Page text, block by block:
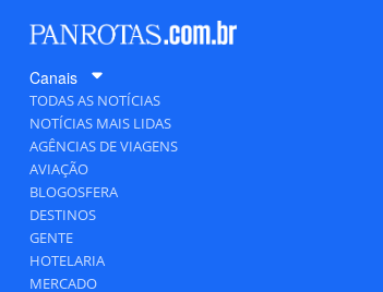
Canais
TODAS AS NOTÍCIAS
NOTÍCIAS MAIS LIDAS
AGÊNCIAS DE VIAGENS
AVIAÇÃO
BLOGOSFERA
DESTINOS
GENTE
HOTELARIA
MERCADO